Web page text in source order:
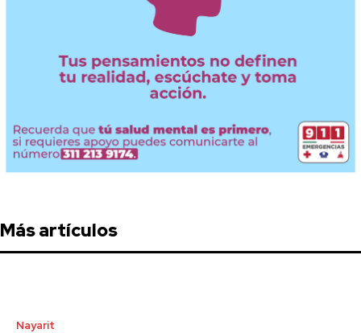
Más artículos
Nayarit